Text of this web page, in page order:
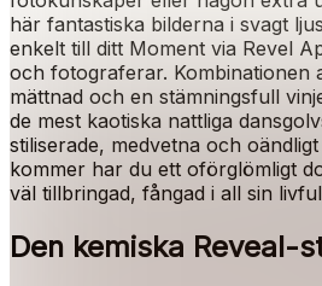
här fantastiska bilderna i svagt
enkelt till ditt Moment via Revel
och fotograferar. Kombinationen
mättnad och en stämningsfull
de mest kaotiska nattliga
stiliserade, medvetna och
kommer har du ett oförglömligt
väl tillbringad, fångad i all sin
Den kemiska Reveal-